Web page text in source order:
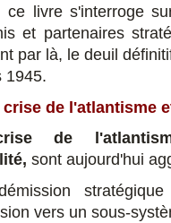
ce livre s'interroge
et partenaires
par là, le deuil
1945.
crise de l'atlantisme
de
sont aujourd'hui
vers un sous-